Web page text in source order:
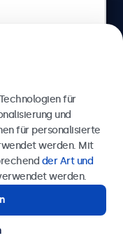
Schweiz
50 80 772
für
und
für personalisierte
werden. Mit
der Art und
werden.